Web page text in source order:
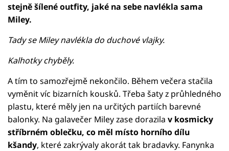
stejně šílené outfity, jaké na sebe navlékla sama
Miley.
Tady se Miley navlékla do duchové vlajky.
Kalhotky chyběly.
A tím to samozřejmě nekončilo. Během večera stačila
vyměnit víc bizarních kousků. Třeba šaty z průhledného
plastu, které měly jen na určitých partiích barevné
balonky. Na galavečer Miley zase dorazila v kosmicky
stříbrném oblečku, co měl místo horního dílu
kšandy, které zakrývaly akorát tak bradavky. Fanynka